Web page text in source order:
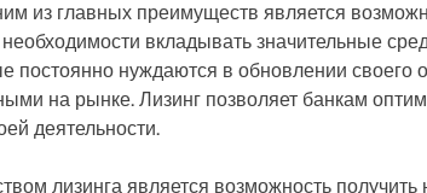
из главных преимуществ является
вкладывать значительные
постоянно нуждаются в обновлении своего
на рынке. Лизинг позволяет банкам
деятельности.
лизинга является возможность